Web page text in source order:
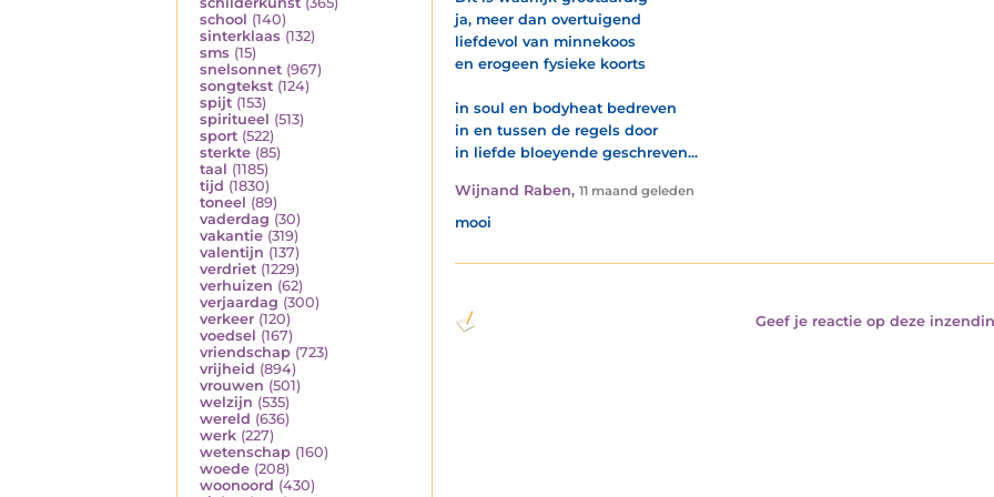
school (140)
sinterklaas (132)
sms (15)
snelsonnet (967)
songtekst (124)
spijt (153)
spiritueel (513)
sport (522)
sterkte (85)
taal (1185)
tijd (1830)
toneel (89)
vaderdag (30)
vakantie (319)
valentijn (137)
verdriet (1229)
verhuizen (62)
verjaardag (300)
verkeer (120)
voedsel (167)
vriendschap (723)
vrijheid (894)
vrouwen (501)
welzijn (535)
wereld (636)
werk (227)
wetenschap (160)
woede (208)
woonoord (430)
ja, meer dan overtuigend
liefdevol van minnekoos
en erogeen fysieke koorts
in soul en bodyheat bedreven
in en tussen de regels door
in liefde bloeyende geschreven...
Wijnand Raben, 11 maand geleden
mooi
Geef je reactie op deze